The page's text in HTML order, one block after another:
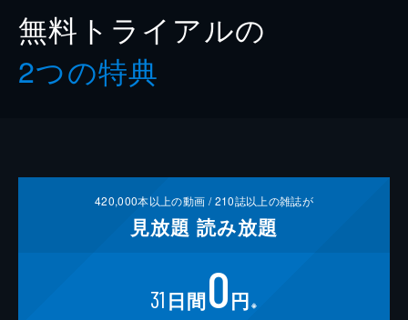
無料トライアルの
2つの特典
420,000本以上の動画 /210誌以上の雑誌が
見放題 読み放題
31 日間0円 ※